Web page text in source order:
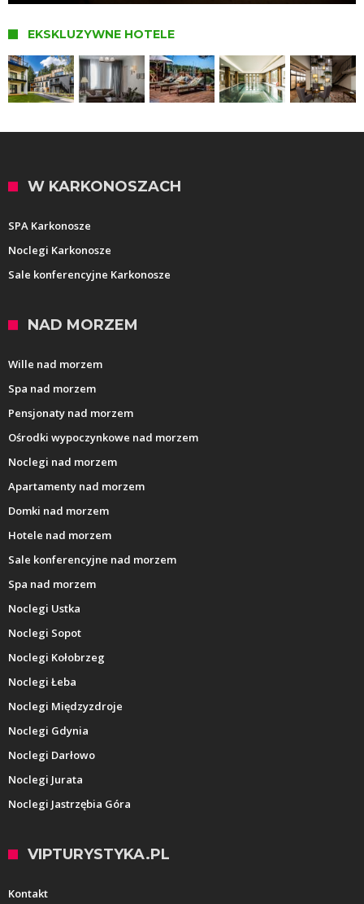
EKSKLUZYWNE HOTELE
W KARKONOSZACH
SPA Karkonosze
Noclegi Karkonosze
Sale konferencyjne Karkonosze
NAD MORZEM
Wille nad morzem
Spa nad morzem
Pensjonaty nad morzem
Ośrodki wypoczynkowe nad morzem
Noclegi nad morzem
Apartamenty nad morzem
Domki nad morzem
Hotele nad morzem
Sale konferencyjne nad morzem
Spa nad morzem
Noclegi Ustka
Noclegi Sopot
Noclegi Kołobrzeg
Noclegi Łeba
Noclegi Międzyzdroje
Noclegi Gdynia
Noclegi Darłowo
Noclegi Jurata
Noclegi Jastrzębia Góra
VIPTURYSTYKA.PL
Kontakt